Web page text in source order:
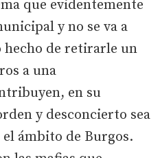
que evidentemente
y no se va a
de retirarle un
a una
en su
y desconcierto sea
el ámbito de Burgos.